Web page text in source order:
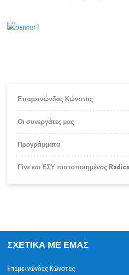
Επαμεινώνδας Κώνστας
Οι συνεργάτες μας
Προγράμματα
Γίνε και ΕΣΥ πιστοποιημένος
ΣΧΕΤΙΚΆ ΜΕ ΕΜΆΣ
Επαμεινώνδας Κώνστας